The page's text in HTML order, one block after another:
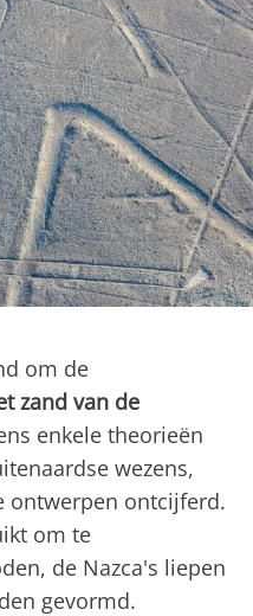
om de
zand van de
enkele theorieën
wezens,
ontwerpen ontcijferd.
om te
de Nazca's liepen
gevormd.